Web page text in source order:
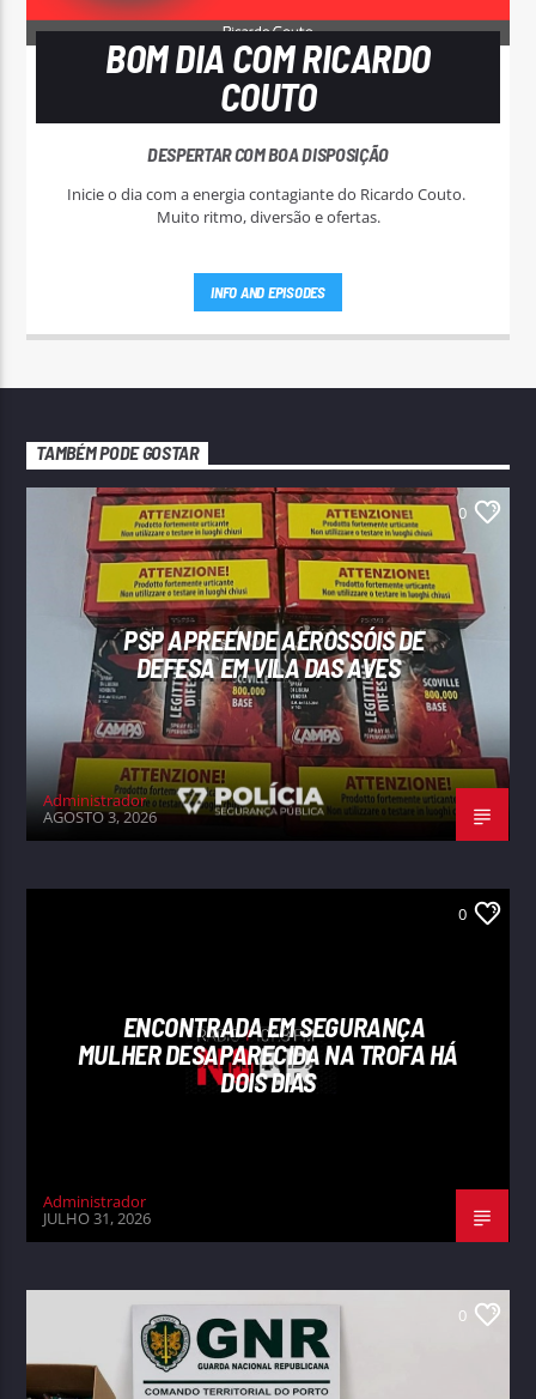
BOM DIA COM RICARDO
COUTO
DESPERTAR COM BOA DISPOSIÇÃO
Inicie o dia com a energia contagiante do Ricardo Couto.
Muito ritmo, diversão e ofertas.
INFO AND EPISODES
TAMBÉM PODE GOSTAR
0
PSP APREENDE AEROSSÓIS DE
DEFESA EM VILA DAS AVES
Administrador
AGOSTO 3, 2026
0
ENCONTRADA EM SEGURANÇA
MULHER DESAPARECIDA NA TROFA HÁ
DOIS DIAS
Administrador
JULHO 31, 2026
0